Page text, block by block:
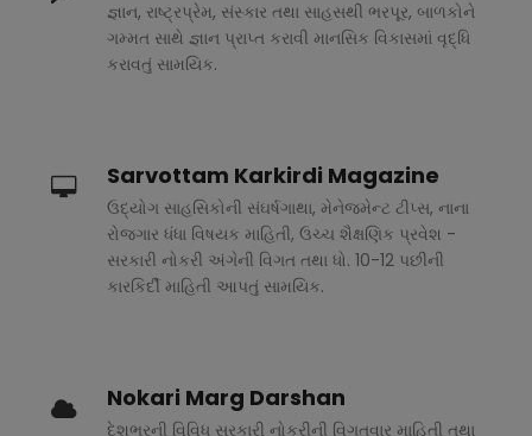
જ્ઞાન, રાષ્ટ્રપ્રેમ, સંસ્કાર તથા સાહસથી ભરપૂર, બાળકોને
ગમ્મત સાથે જ્ઞાન પ્રાપ્ત કરાવી માનસિક વિકાસમાં વૃદ્ધિ
કરાવતું સામયિક.
Sarvottam Karkirdi Magazine
ઉદ્યોગ સાહસિકોની સંઘર્ષગાથા, મેનેજમેન્ટ ટીપ્સ, નાના
રોજગાર ધંધા વિષયક માહિતી, ઉચ્ચ શૈક્ષણિક પ્રવેશ -
સરકારી નોકરી અંગેની વિગત તથા ધો. 10-12 પછીની
કારકિર્દી માહિતી આપતું સામયિક.
Nokari Marg Darshan
દેશભરની વિવિધ સરકારી નોકરીની વિગતવાર માહિતી તથા